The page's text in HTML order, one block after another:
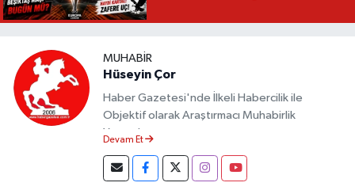
MUHABIR
Hüseyin Çor
Haber Gazetesi'nde İlkeli Habercilik ile
Objektif olarak Araştırmacı Muhabirlik
Yapmaktayım.
Devam Et